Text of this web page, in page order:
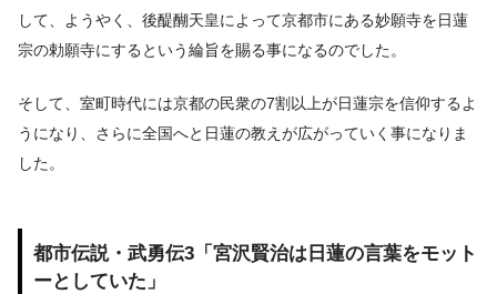
して、ようやく、後醍醐天皇によって京都市にある妙願寺を日蓮
宗の勅願寺にするという綸旨を賜る事になるのでした。
そして、室町時代には京都の民衆の7割以上が日蓮宗を信仰するよ
うになり、さらに全国へと日蓮の教えが広がっていく事になりま
した。
都市伝説・武勇伝3「宮沢賢治は日蓮の言葉をモット
ーとしていた」